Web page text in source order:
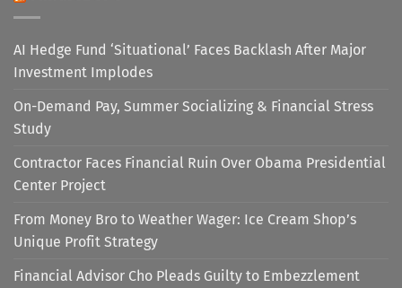
AI Hedge Fund ‘Situational’ Faces Backlash After Major
Investment Implodes
On-Demand Pay, Summer Socializing & Financial Stress
Study
Contractor Faces Financial Ruin Over Obama Presidential
Center Project
From Money Bro to Weather Wager: Ice Cream Shop’s
Unique Profit Strategy
Financial Advisor Cho Pleads Guilty to Embezzlement